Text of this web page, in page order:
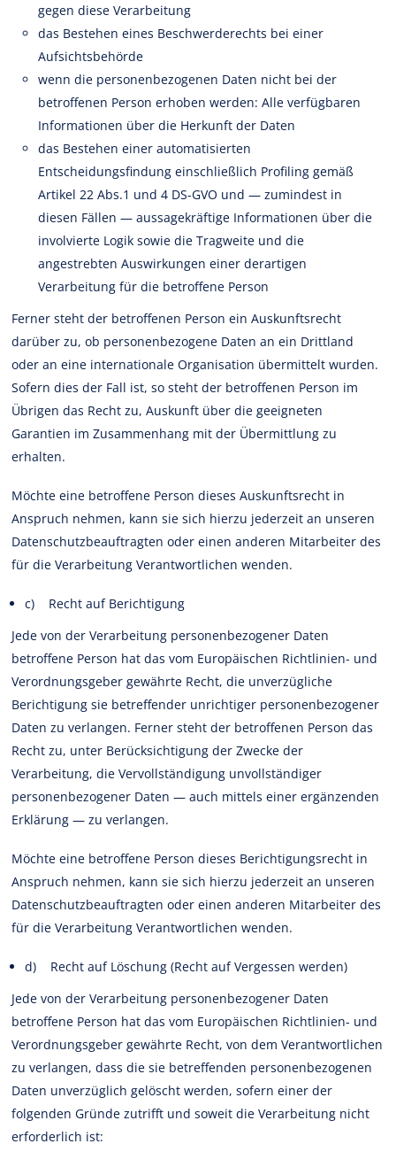
gegen diese Verarbeitung
das Bestehen eines Beschwerderechts bei einer
Aufsichtsbehörde
wenn die personenbezogenen Daten nicht bei der
betroffenen Person erhoben werden: Alle verfügbaren
Informationen über die Herkunft der Daten
das Bestehen einer automatisierten
Entscheidungsfindung einschließlich Profiling gemäß
Artikel 22 Abs.1 und 4 DS-GVO und — zumindest in
diesen Fällen — aussagekräftige Informationen über die
involvierte Logik sowie die Tragweite und die
angestrebten Auswirkungen einer derartigen
Verarbeitung für die betroffene Person
Ferner steht der betroffenen Person ein Auskunftsrecht
darüber zu, ob personenbezogene Daten an ein Drittland
oder an eine internationale Organisation übermittelt wurden.
Sofern dies der Fall ist, so steht der betroffenen Person im
Übrigen das Recht zu, Auskunft über die geeigneten
Garantien im Zusammenhang mit der Übermittlung zu
erhalten.
Möchte eine betroffene Person dieses Auskunftsrecht in
Anspruch nehmen, kann sie sich hierzu jederzeit an unseren
Datenschutzbeauftragten oder einen anderen Mitarbeiter des
für die Verarbeitung Verantwortlichen wenden.
c) Recht auf Berichtigung
Jede von der Verarbeitung personenbezogener Daten
betroffene Person hat das vom Europäischen Richtlinien- und
Verordnungsgeber gewährte Recht, die unverzügliche
Berichtigung sie betreffender unrichtiger personenbezogener
Daten zu verlangen. Ferner steht der betroffenen Person das
Recht zu, unter Berücksichtigung der Zwecke der
Verarbeitung, die Vervollständigung unvollständiger
personenbezogener Daten — auch mittels einer ergänzenden
Erklärung — zu verlangen.
Möchte eine betroffene Person dieses Berichtigungsrecht in
Anspruch nehmen, kann sie sich hierzu jederzeit an unseren
Datenschutzbeauftragten oder einen anderen Mitarbeiter des
für die Verarbeitung Verantwortlichen wenden.
d) Recht auf Löschung (Recht auf Vergessen werden)
Jede von der Verarbeitung personenbezogener Daten
betroffene Person hat das vom Europäischen Richtlinien- und
Verordnungsgeber gewährte Recht, von dem Verantwortlichen
zu verlangen, dass die sie betreffenden personenbezogenen
Daten unverzüglich gelöscht werden, sofern einer der
folgenden Gründe zutrifft und soweit die Verarbeitung nicht
erforderlich ist: